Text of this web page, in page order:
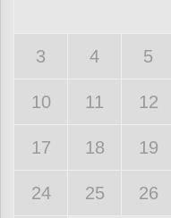
3 4 5
10 11 12
17 18 19
24 25 26